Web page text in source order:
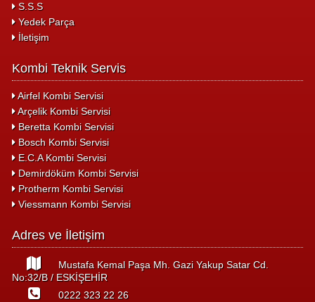
S.S.S
Yedek Parça
İletişim
Kombi Teknik Servis
Airfel Kombi Servisi
Arçelik Kombi Servisi
Beretta Kombi Servisi
Bosch Kombi Servisi
E.C.A Kombi Servisi
Demirdöküm Kombi Servisi
Protherm Kombi Servisi
Viessmann Kombi Servisi
Adres ve İletişim
Mustafa Kemal Paşa Mh. Gazi Yakup Satar Cd.
No:32/B / ESKİŞEHİR
0222 323 22 26